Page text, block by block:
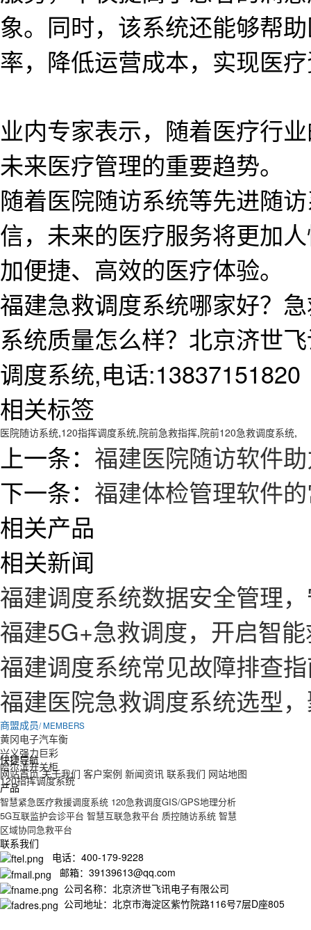
象。同时，该系统还能够帮
率，降低运营成本，实现医
业内专家表示，随着医疗行
未来医疗管理的重要趋势。
随着医院随访系统等先进随
信，未来的医疗服务将更加
加便捷、高效的医疗体验。
福建急救调度系统哪家好？
系统质量怎么样？北京济世
调度系统,电话:13837151820
相关标签
医院随访系统,120指挥调度系统,院前急救指挥,院前120急救调度系统,
上一条： 福建医院随访软件
下一条： 福建体检管理软件
相关产品
相关新闻
福建调度系统数据安全管理
福建5G+急救调度，开启智
福建调度系统常见故障排查
福建医院急救调度系统选型
商盟成员/ MEMBERS
黄冈电子汽车衡
兴义强力巨彩
哈尔滨开关柜
120指挥调度系统
快捷导航
网站首页 关于我们 客户案例 新闻资讯 联系我们 网站地图
产品
智慧紧急医疗救援调度系统 120急救调度GIS/GPS地理分析
5G互联监护会诊平台 智慧互联急救平台 质控随访系统 智慧
区域协同急救平台
联系我们
电话：400-179-9228
邮箱：39139613@qq.com
公司名称：北京济世飞讯电子有限公司
公司地址：北京市海淀区紫竹院路116号7层D座805